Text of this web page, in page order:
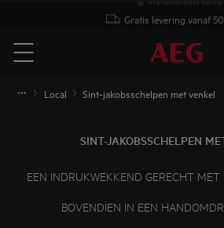
Gratis levering vanaf 50
Menu
Local Sint-jakobsschelpen met venkel
SINT-JAKOBSSCHELPEN
EEN INDRUKWEKKEND GERECHT MET
BOVENDIEN IN EEN